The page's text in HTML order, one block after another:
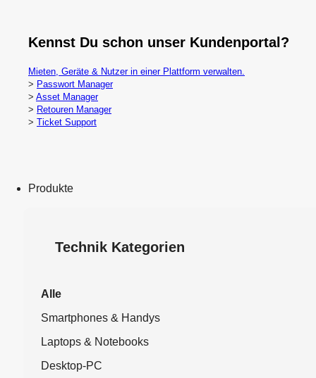
Kennst Du schon unser Kundenportal?
Mieten, Geräte & Nutzer in einer Plattform verwalten.
> Passwort Manager
> Asset Manager
> Retouren Manager
> Ticket Support
Produkte
Technik Kategorien
Alle
Smartphones & Handys
Laptops & Notebooks
Desktop-PC